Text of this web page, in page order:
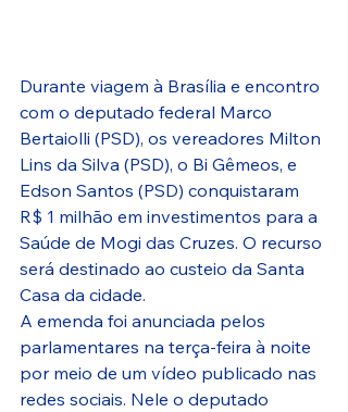
Durante viagem à Brasília e encontro
com o deputado federal Marco
Bertaiolli (PSD), os vereadores Milton
Lins da Silva (PSD), o Bi Gêmeos, e
Edson Santos (PSD) conquistaram
R$ 1 milhão em investimentos para a
Saúde de Mogi das Cruzes. O recurso
será destinado ao custeio da Santa
Casa da cidade.
A emenda foi anunciada pelos
parlamentares na terça-feira à noite
por meio de um vídeo publicado nas
redes sociais. Nele o deputado